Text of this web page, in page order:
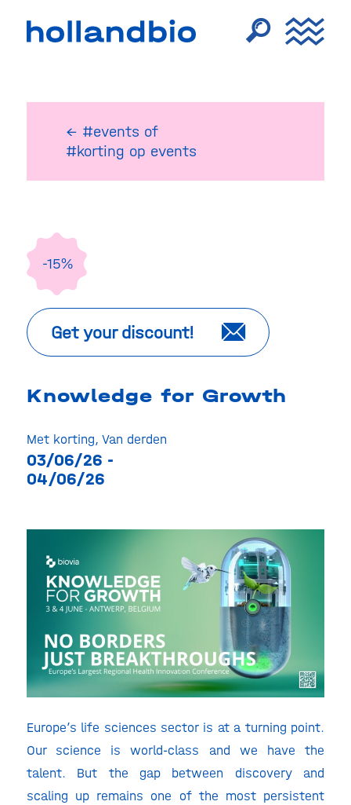
← #events of
#korting op events
-15%
Get your discount!
Knowledge for Growth
Met korting, Van derden
03/06/26 -
04/06/26
Europe’s life sciences sector is at a turning point.
Our science is world-class and we have the
talent. But the gap between discovery and
scaling up remains one of the most persistent